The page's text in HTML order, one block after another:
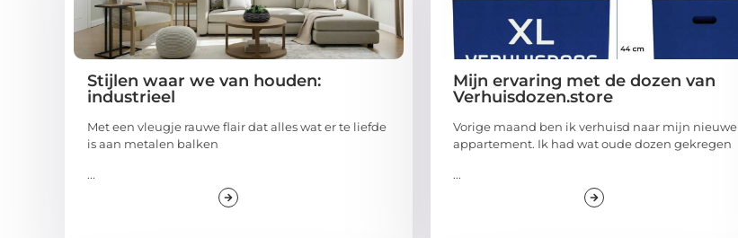
Stijlen waar we van houden:
industrieel
Met een vleugje rauwe flair dat alles wat er te liefde
is aan metalen balken
...
Mijn ervaring met de dozen van
Verhuisdozen.store
Vorige maand ben ik verhuisd naar mijn nieuwe
appartement. Ik had wat oude dozen gekregen
...